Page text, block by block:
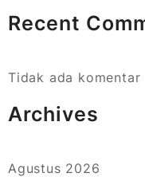
Recent
Tidak ada
Archives
Agustus 2026